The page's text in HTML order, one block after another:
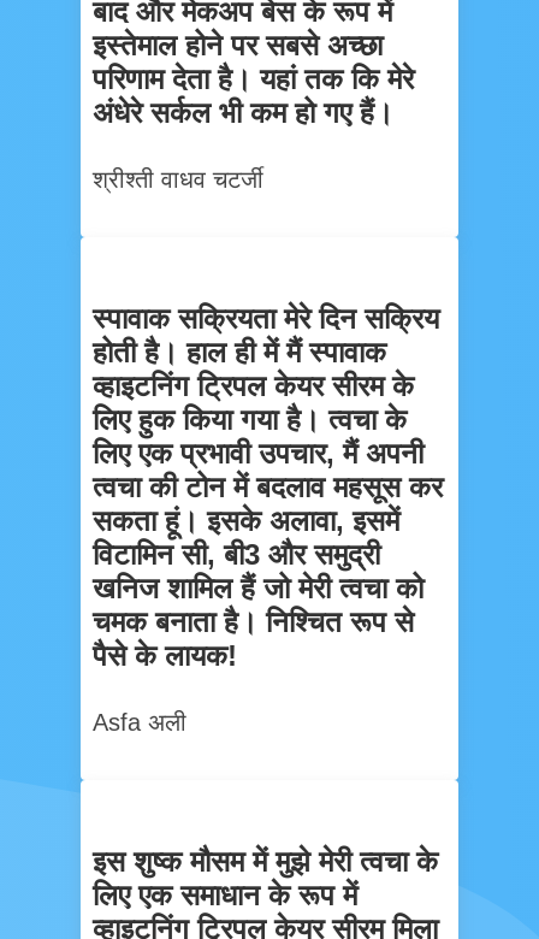
बाद और मेकअप बेस के रूप में
इस्तेमाल होने पर सबसे अच्छा
परिणाम देता है। यहां तक कि मेरे
अंधेरे सर्कल भी कम हो गए हैं।
श्रीश्ती वाधव चटर्जी
स्पावाक सक्रियता मेरे दिन सक्रिय
होती है। हाल ही में मैं स्पावाक
व्हाइटनिंग ट्रिपल केयर सीरम के
लिए हुक किया गया है। त्वचा के
लिए एक प्रभावी उपचार, मैं अपनी
त्वचा की टोन में बदलाव महसूस कर
सकता हूं। इसके अलावा, इसमें
विटामिन सी, बी3 और समुद्री
खनिज शामिल हैं जो मेरी त्वचा को
चमक बनाता है। निश्चित रूप से
पैसे के लायक!
Asfa अली
इस शुष्क मौसम में मुझे मेरी त्वचा के
लिए एक समाधान के रूप में
व्हाइटनिंग ट्रिपल केयर सीरम मिला